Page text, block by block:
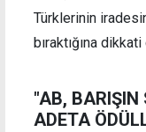
Türklerinin
bıraktığına
"AB, BARIŞIN
ADETA